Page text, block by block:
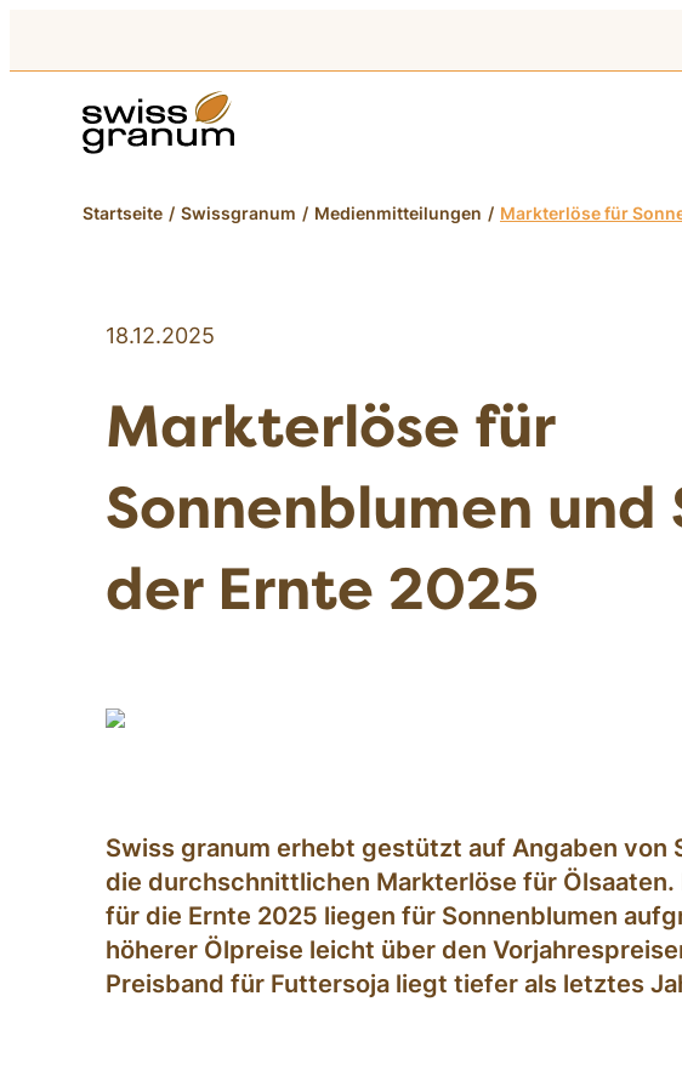
Startseite Swissgranum Medienmitteilungen Markterlöse für
18.12.2025
Markterlöse für
Sonnenblumen und
der Ernte 2025
Swiss granum erhebt gestützt auf Angaben von
die durchschnittlichen Markterlöse für Ölsaaten.
für die Ernte 2025 liegen für Sonnenblumen
höherer Ölpreise leicht über den
Preisband für Futtersoja liegt tiefer als letztes